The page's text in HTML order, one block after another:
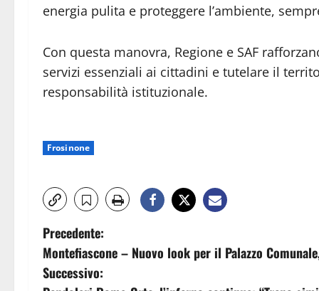
energia pulita e proteggere l’ambiente,
Con questa manovra, Regione e SAF
servizi essenziali ai cittadini e tutelare il
responsabilità istituzionale.
Frosinone
N
a
Precedente:
Montefiascone – Nuovo look per il Palazzo
Successivo: